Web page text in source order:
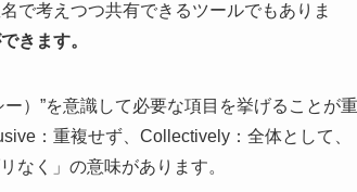
で考えつつ共有できるツールでもありま
きます。
）”を意識して必要な項目を挙げることが重
：重複せず、Collectively：全体として、
なく」の意味があります。